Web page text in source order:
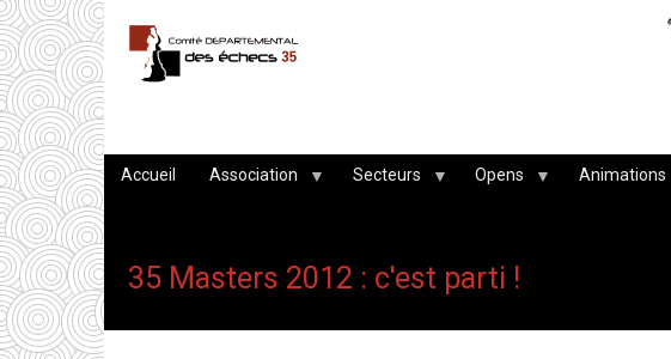
Aller
au
contenu
principal
Accueil Association Secteurs Opens Animations
35 Masters 2012 : c'est parti !